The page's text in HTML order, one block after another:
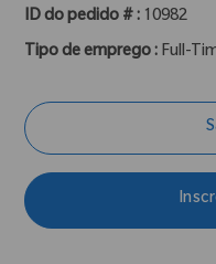
ID do pedido # : 10982
Tipo de emprego : Full-